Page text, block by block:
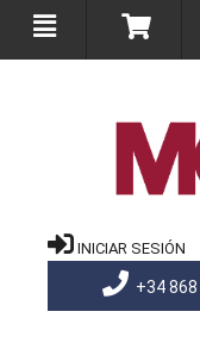
INICIAR SESIÓN
+34